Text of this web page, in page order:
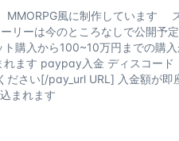
風に制作しています
リーは今のところなしで公開予
購入から100~10万円までの購
れます paypay入金 ディスコード
さい[/pay_url URL] 入金額が即
まれます